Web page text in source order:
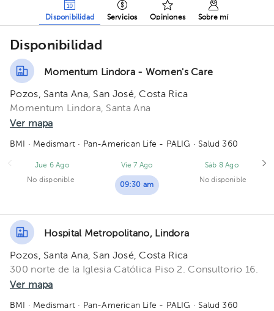
Disponibilidad Servicios Opiniones Sobre mí
Disponibilidad
Momentum Lindora - Women's Care
Pozos, Santa Ana, San José, Costa Rica
Momentum Lindora, Santa Ana
Ver mapa
BMI · Medismart · Pan-American Life - PALIG · Salud 360
Jue 6 Ago
No disponible
Vie 7 Ago
09:30 am
Sáb 8 Ago
No disponible
Hospital Metropolitano, Lindora
Pozos, Santa Ana, San José, Costa Rica
300 norte de la Iglesia Católica Piso 2. Consultorio 16.
Ver mapa
BMI · Medismart · Pan-American Life - PALIG · Salud 360